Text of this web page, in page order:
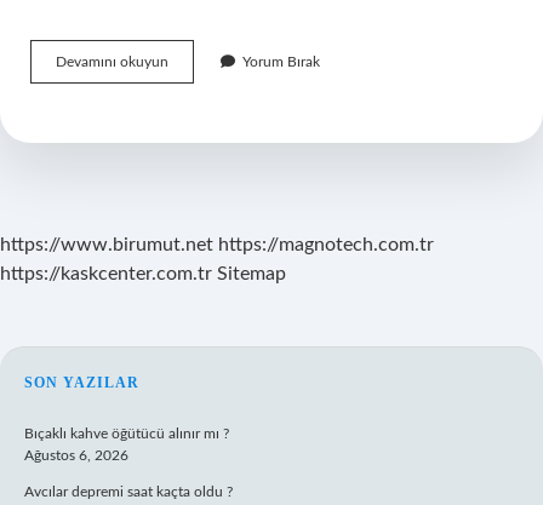
Devamını okuyun
Arızası
Yorum Bırak
https://www.birumut.net https://magnotech.com.tr
https://kaskcenter.com.tr Sitemap
SIDEBAR
SON YAZILAR
Bıçaklı kahve öğütücü alınır mı ?
Ağustos 6, 2026
Avcılar depremi saat kaçta oldu ?